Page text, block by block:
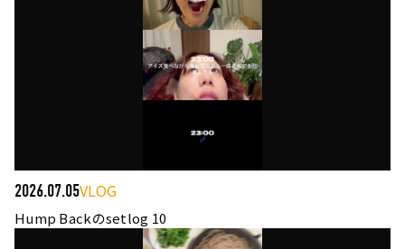
2026.07.05VLOG
Hump Backのsetlog 10